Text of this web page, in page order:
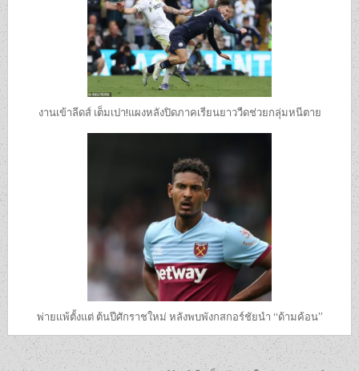
งานเข้าลีดส์ เต็มเปา!แผงหลังปิดภาคเรียนยาววืดช่วยกลุ่มหนีตาย
พ่ายแพ้ตั้งแต่ ต้นปีศักราชใหม่ หลังพบพังกสกอร์ชัยนำ “ด้ามค้อน”